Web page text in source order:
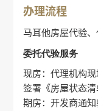
办理流程
马耳他房屋代验、
委托代验服务
现房：代理机构
签署《房屋状态清
期房：开发商通